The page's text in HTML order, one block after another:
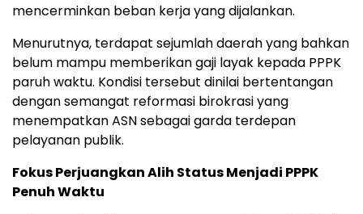
mencerminkan beban kerja yang dijalankan.
Menurutnya, terdapat sejumlah daerah yang bahkan
belum mampu memberikan gaji layak kepada PPPK
paruh waktu. Kondisi tersebut dinilai bertentangan
dengan semangat reformasi birokrasi yang
menempatkan ASN sebagai garda terdepan
pelayanan publik.
Fokus Perjuangkan Alih Status Menjadi PPPK
Penuh Waktu